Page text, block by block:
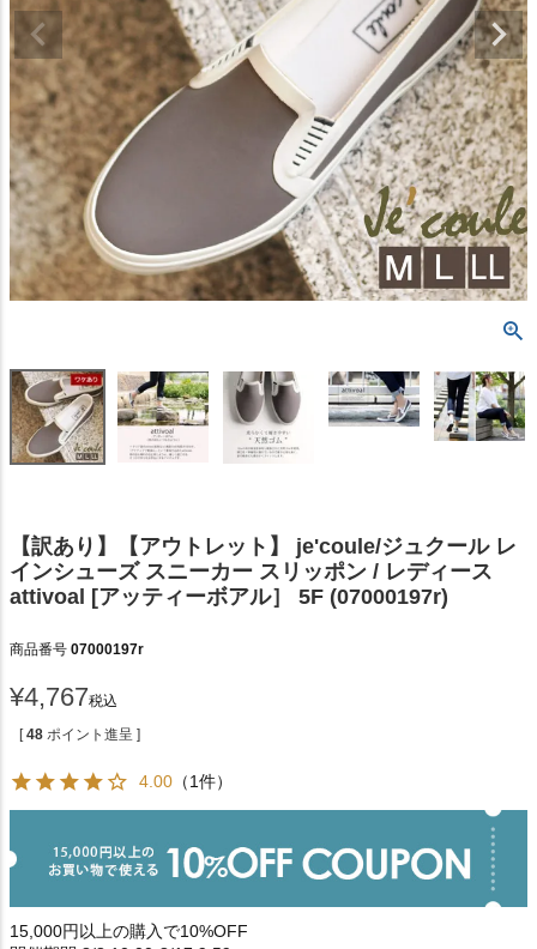
【訳あり】【アウトレット】 je'coule/ジュクール レ
インシューズ スニーカー スリッポン / レディース
attivoal [アッティーボアル］ 5F (07000197r)
商品番号 07000197r
¥4,767税込
[ 48 ポイント進呈 ]
4.00 （1件）
15,000円以上の購入で10%OFF